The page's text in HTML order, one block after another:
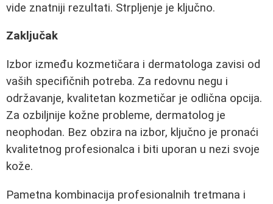
vide znatniji rezultati. Strpljenje je ključno.
Zaključak
Izbor između kozmetičara i dermatologa zavisi od
vaših specifičnih potreba. Za redovnu negu i
održavanje, kvalitetan kozmetičar je odlična opcija.
Za ozbiljnije kožne probleme, dermatolog je
neophodan. Bez obzira na izbor, ključno je pronaći
kvalitetnog profesionalca i biti uporan u nezi svoje
kože.
Pametna kombinacija profesionalnih tretmana i